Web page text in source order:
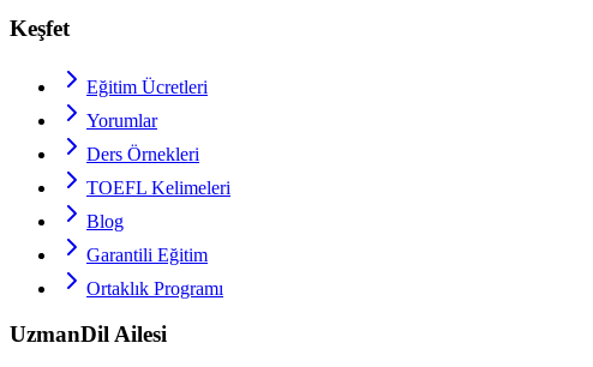
Keşfet
Eğitim Ücretleri
Yorumlar
Ders Örnekleri
TOEFL Kelimeleri
Blog
Garantili Eğitim
Ortaklık Programı
UzmanDil Ailesi